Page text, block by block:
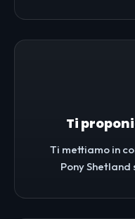
Ti
Ti mettiamo in
Pony